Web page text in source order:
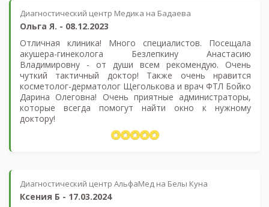
Диагностический центр Медика на Бадаева
Ольга Я. - 08.12.2023
Отличная клиника! Много специалистов. Посещала
акушера-гинеколога Безлепкину Анастасию
Владимировну - от души всем рекомендую. Очень
чуткий тактичный доктор! Также очень нравится
косметолог-дерматолог Щеголькова и врач ФТЛ Бойко
Дарина Олеговна! Очень приятные администраторы,
которые всегда помогут найти окно к нужному
доктору!
Диагностический центр АльфаМед на Белы Куна
Ксения Б - 17.03.2024